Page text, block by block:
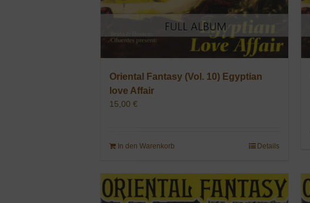
Oriental Fantasy (Vol. 10) Egyptian
love Affair
15,00 €
In den Warenkorb Details